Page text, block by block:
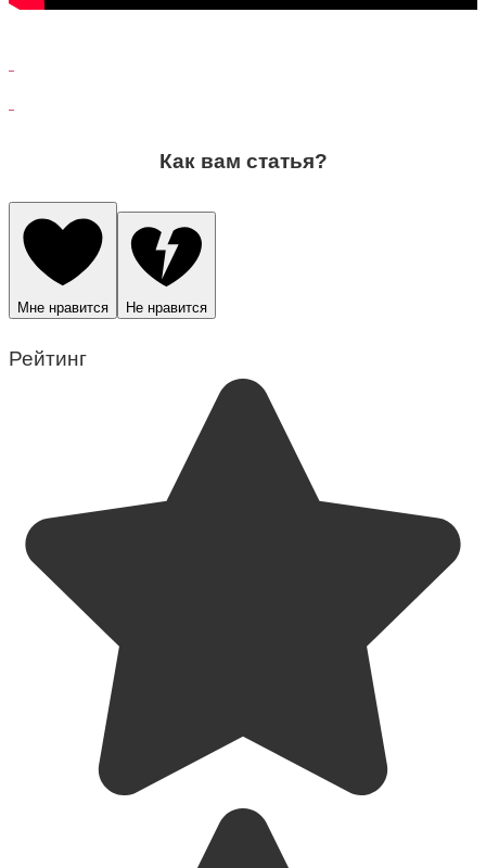
Как вам статья?
Мне нравится Не нравится
Рейтинг